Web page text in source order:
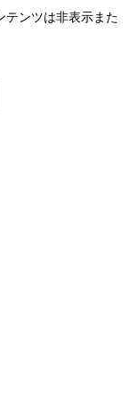
テンツは非表示また